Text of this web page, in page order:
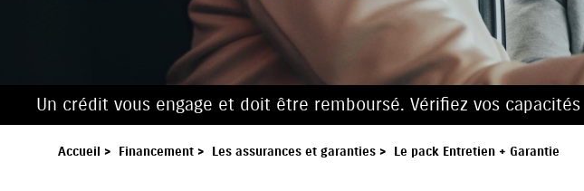
Un crédit vous engage et doit être remboursé. Vérifiez vos
Accueil > Financement > Les assurances et garanties > Le pack Entretien + Garantie